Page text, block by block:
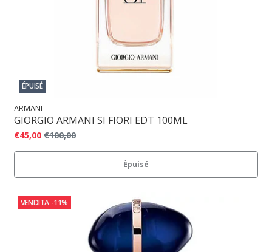
ÉPUISÉ
ARMANI
GIORGIO ARMANI SI FIORI EDT 100ML
€45,00 €100,00
Épuisé
VENDITA -11%